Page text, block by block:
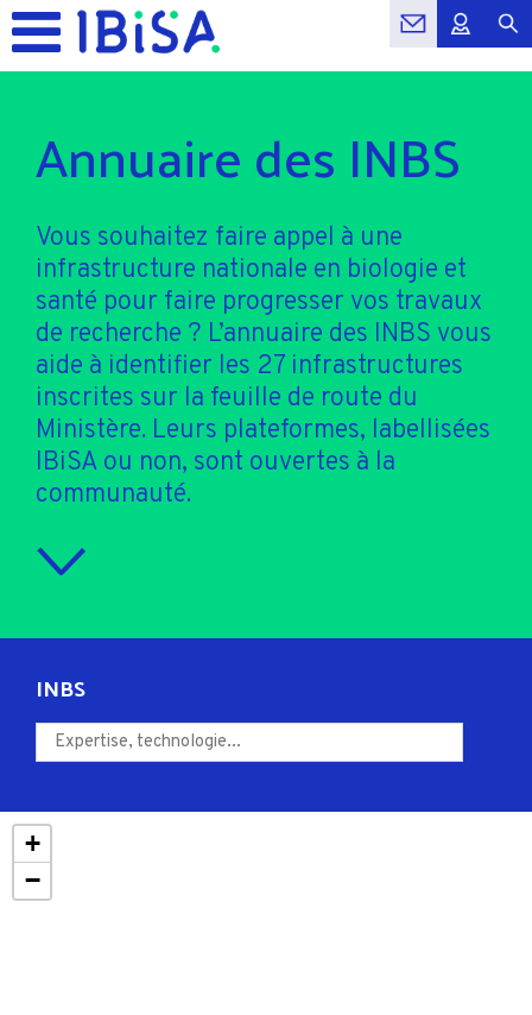
Annuaire des INBS
Vous souhaitez faire appel à une
infrastructure nationale en biologie et
santé pour faire progresser vos travaux
de recherche ? L’annuaire des INBS vous
aide à identifier les 27 infrastructures
inscrites sur la feuille de route du
Ministère. Leurs plateformes, labellisées
IBiSA ou non, sont ouvertes à la
communauté.
INBS
+
−